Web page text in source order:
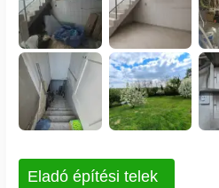
Eladó építési telek